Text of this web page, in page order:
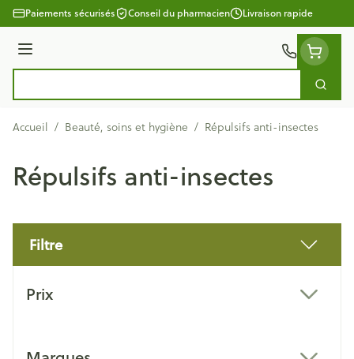
Aller au contenu
Paiements sécurisés Conseil du pharmacien Livraison rapide
Menu
Accueil / Beauté, soins et hygiène / Répulsifs anti-insectes
Répulsifs anti-insectes
Filtre
Prix